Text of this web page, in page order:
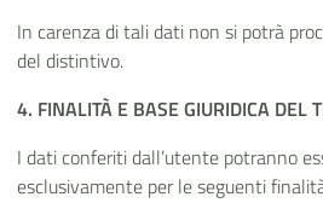
In carenza di tali dati non si potrà
del distintivo.
4. FINALITÀ E BASE GIURIDICA DEL
I dati conferiti dall’utente potranno
esclusivamente per le seguenti